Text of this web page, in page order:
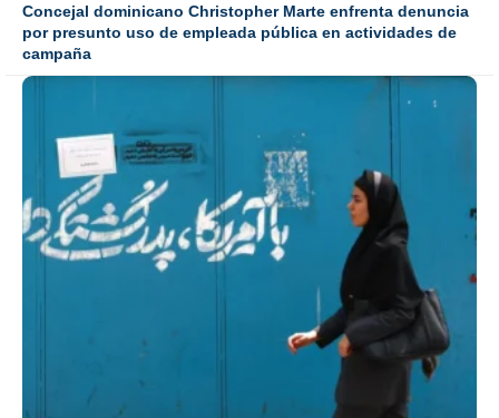
Concejal dominicano Christopher Marte enfrenta denuncia
por presunto uso de empleada pública en actividades de
campaña